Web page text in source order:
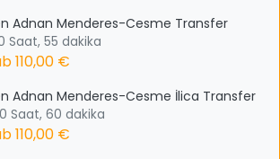
Adnan Menderes-Cesme Transfer
Saat, 55 dakika
110,00 €
Adnan Menderes-Cesme İlica Transfer
Saat, 60 dakika
110,00 €